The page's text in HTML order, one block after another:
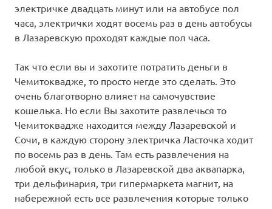
электричке двадцать минут или на автобусе пол
часа, электрички ходят восемь раз в день автобусы
в Лазаревскую проходят каждые пол часа.
Так что если вы и захотите потратить деньги в
Чемитоквадже, то просто негде это сделать. Это
очень благотворно влияет на самочувствие
кошелька. Но если Вы захотите развлечься то
Чемитоквадже находится между Лазаревской и
Сочи, в каждую сторону электричка Ласточка ходит
по восемь раз в день. Там есть развлечения на
любой вкус, только в Лазаревской два аквапарка,
три дельфинария, три гипермаркета магнит, на
набережной есть все развлечения которые только